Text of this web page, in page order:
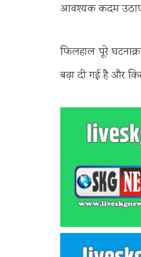
आवश्यक कदम उठाए
फिलहाल पूरे
बढ़ा दी गई है और